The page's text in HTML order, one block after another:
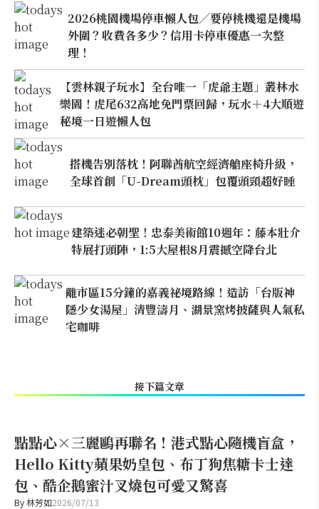
2026桃園機場停車懶人包／要停桃機還是機場
外圍？收費各多少？信用卡停車優惠一次整
理！
【雲林親子玩水】全台唯一「虎爺主題」叢林水
樂園！虎尾632高地免門票回歸，玩水＋4大順遊
秘境一日遊懶人包
搭機告別落枕！阿聯酋航空經濟艙座椅升級，
全球首創「U-Dream頭枕」包覆頭頸超好睡
建築迷必朝聖！忠泰美術館10週年：藤本壯介
特展打頭陣，1:5大屋根8月震撼空降台北
離市區15分鐘的嘉義祕境路線！造訪「台版神
隱少女湯屋」清豐濤月、湖景窯烤披薩與人氣私
宅咖啡
接下篇文章
點點心×三麗鷗再聯名！港式點心隨機盲盒，
Hello Kitty蘋果奶皇包、布丁狗焦糖卡士達
包、酷企鵝蜜汁叉燒包可愛又驚喜
By林芳如2026/07/13